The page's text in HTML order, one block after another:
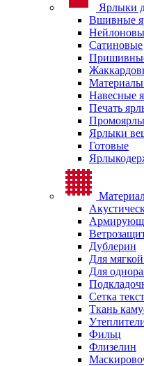
Ярлыки
Вшивные
Сатиновые
Материалы
Навесные
Печать
Ярлыки
Готовые
Дублерин
Для
Для
Сетка
Ткань
Фильц
Флизелин